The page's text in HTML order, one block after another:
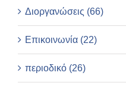
Διοργανώσεις (66)
Επικοινωνία (22)
περιοδικό (26)